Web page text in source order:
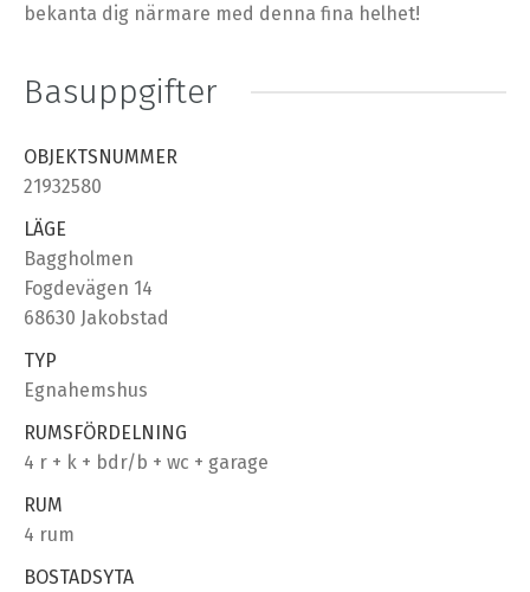
bekanta dig närmare med denna fina helhet!
Basuppgifter
OBJEKTSNUMMER
21932580
LÄGE
Baggholmen
Fogdevägen 14
68630 Jakobstad
TYP
Egnahemshus
RUMSFÖRDELNING
4 r + k + bdr/b + wc + garage
RUM
4 rum
BOSTADSYTA